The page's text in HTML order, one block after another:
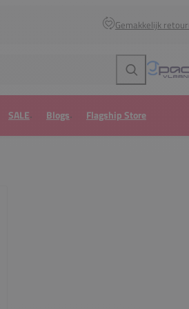
Gemakkelijk
Zoeken
SALE Blogs Flagship Store